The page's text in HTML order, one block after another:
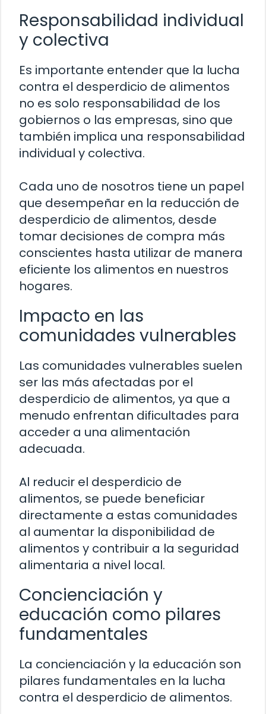
Responsabilidad individual
y colectiva
Es importante entender que la lucha
contra el desperdicio de alimentos
no es solo responsabilidad de los
gobiernos o las empresas, sino que
también implica una responsabilidad
individual y colectiva.
Cada uno de nosotros tiene un papel
que desempeñar en la reducción de
desperdicio de alimentos, desde
tomar decisiones de compra más
conscientes hasta utilizar de manera
eficiente los alimentos en nuestros
hogares.
Impacto en las
comunidades vulnerables
Las comunidades vulnerables suelen
ser las más afectadas por el
desperdicio de alimentos, ya que a
menudo enfrentan dificultades para
acceder a una alimentación
adecuada.
Al reducir el desperdicio de
alimentos, se puede beneficiar
directamente a estas comunidades
al aumentar la disponibilidad de
alimentos y contribuir a la seguridad
alimentaria a nivel local.
Concienciación y
educación como pilares
fundamentales
La concienciación y la educación son
pilares fundamentales en la lucha
contra el desperdicio de alimentos.